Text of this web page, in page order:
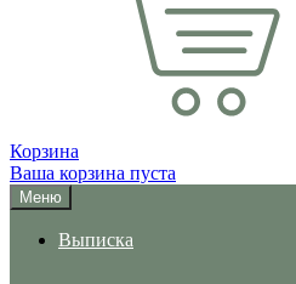
Корзина
Ваша корзина пуста
Меню
Выписка